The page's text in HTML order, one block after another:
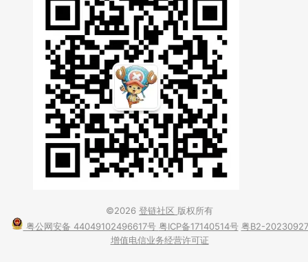
©2026 登链社区 版权所有
粤公网安备 44049102496617号 粤ICP备17140514号 粤B2-20230927
增值电信业务经营许可证